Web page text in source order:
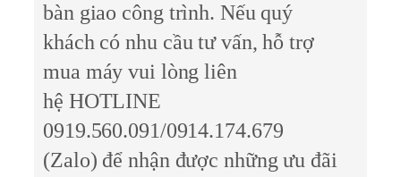
bàn giao công trình. Nếu quý
khách có nhu cầu tư vấn, hỗ trợ
mua máy vui lòng liên
hệ HOTLINE
0919.560.091/0914.174.679
(Zalo) để nhận được những ưu đãi